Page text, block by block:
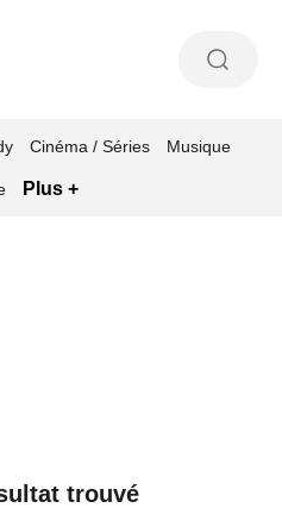
Cinéma / Séries Musique
Plus +
trouvé